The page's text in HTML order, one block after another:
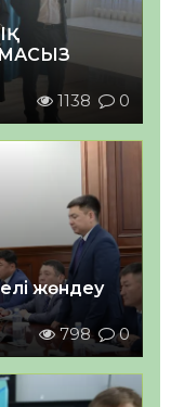
1138 0
жөндеу
798 0